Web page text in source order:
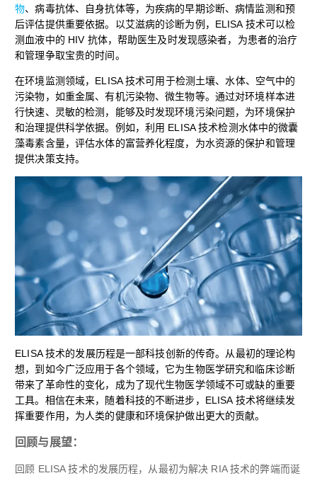
物、病毒抗体、自身抗体等，为疾病的早期诊断、病情监测和预
后评估提供重要依据。以艾滋病的诊断为例，ELISA 技术可以检
测血液中的 HIV 抗体，帮助医生及时发现感染者，为患者的治疗
和管理争取宝贵的时间。
在环境监测领域，ELISA 技术可用于检测土壤、水体、空气中的
污染物，如重金属、有机污染物、微生物等。通过对环境样本进
行快速、灵敏的检测，能够及时发现环境污染问题，为环境保护
和治理提供科学依据。例如，利用 ELISA 技术检测水体中的微囊
藻毒素含量，评估水体的富营养化程度，为水资源的保护和管理
提供决策支持。
ELISA 技术的发展历程是一部科技创新的传奇。从最初的理论构
想，到如今广泛应用于各个领域，它为生物医学研究和临床诊断
带来了革命性的变化，成为了现代生物医学领域不可或缺的重要
工具。相信在未来，随着科技的不断进步，ELISA 技术将继续发
挥重要作用，为人类的健康和环境保护做出更大的贡献。
回顾与展望：
回顾 ELISA 技术的发展历程，从最初为解决 RIA 技术的弊端而诞